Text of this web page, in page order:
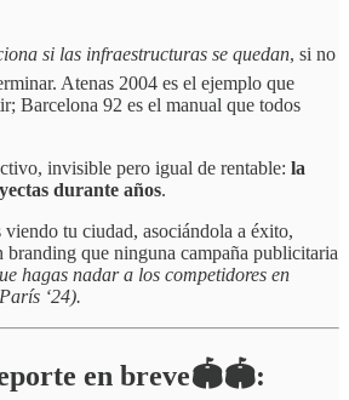
si las infraestructuras se quedan, si no
Atenas 2004 es el ejemplo que
Barcelona 92 es el manual que todos
invisible pero igual de rentable: la
durante años.
tu ciudad, asociándola a éxito,
que ninguna campaña publicitaria
hagas nadar a los competidores en
‘24).
en breve🏟️🏟️: